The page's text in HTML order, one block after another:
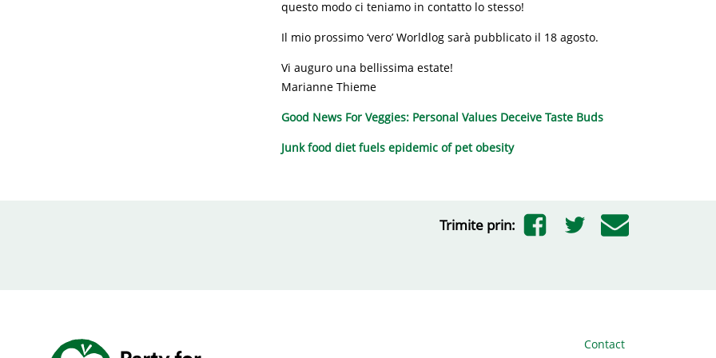
questo modo ci teniamo in contatto lo stesso!
Il mio prossimo ‘vero’ Worldlog sarà pubblicato il 18 agosto.
Vi auguro una bellissima estate!
Marianne Thieme
Good News For Veggies: Personal Values Deceive Taste Buds
Junk food diet fuels epidemic of pet obesity
Trimite prin:
Contact